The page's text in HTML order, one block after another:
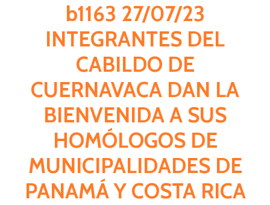
b1163 27/07/23
INTEGRANTES DEL
CABILDO DE
CUERNAVACA DAN LA
BIENVENIDA A SUS
HOMÓLOGOS DE
MUNICIPALIDADES DE
PANAMÁ Y COSTA RICA